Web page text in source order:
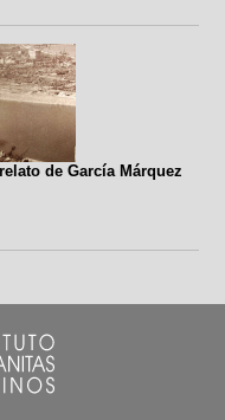
de García Márquez